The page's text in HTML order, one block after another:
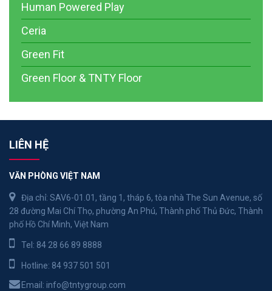
Human Powered Play
Ceria
Green Fit
Green Floor & TNTY Floor
LIÊN HỆ
VĂN PHÒNG VIỆT NAM
Địa chỉ: SAV6-01.01, tầng 1, tháp 6, tòa nhà The Sun Avenue, số
28 đường Mai Chí Thọ, phường An Phú, Thành phố Thủ Đức, Thành
phố Hồ Chí Minh, Việt Nam
Tel: 84 28 66 89 8888
Hotline: 84 937 501 501
Email: info@tntygroup.com